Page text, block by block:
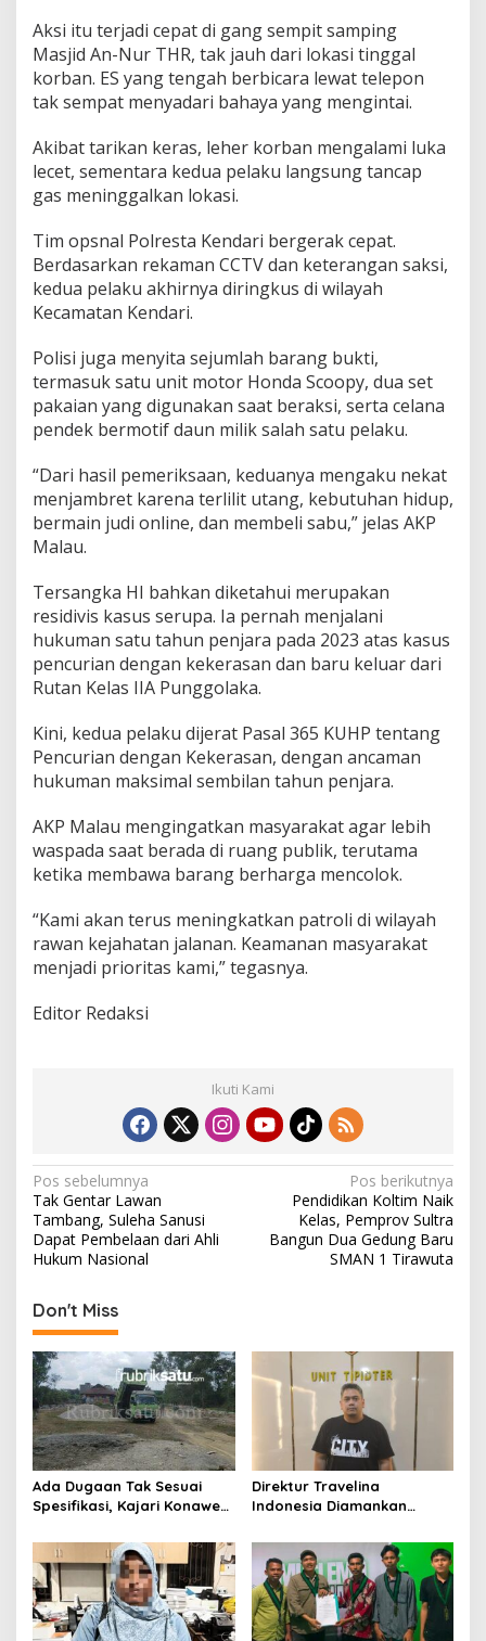
i
S
a
b
u
a
n
J
u
i
Aksi itu terjadi cepat di gang sempit samping
Masjid An-Nur THR, tak jauh dari lokasi tinggal
korban. ES yang tengah berbicara lewat telepon
tak sempat menyadari bahaya yang mengintai.
Akibat tarikan keras, leher korban mengalami luka
lecet, sementara kedua pelaku langsung tancap
gas meninggalkan lokasi.
Tim opsnal Polresta Kendari bergerak cepat.
Berdasarkan rekaman CCTV dan keterangan saksi,
kedua pelaku akhirnya diringkus di wilayah
Kecamatan Kendari.
Polisi juga menyita sejumlah barang bukti,
termasuk satu unit motor Honda Scoopy, dua set
pakaian yang digunakan saat beraksi, serta celana
pendek bermotif daun milik salah satu pelaku.
“Dari hasil pemeriksaan, keduanya mengaku nekat
menjambret karena terlilit utang, kebutuhan hidup,
bermain judi online, dan membeli sabu,” jelas AKP
Malau.
Tersangka HI bahkan diketahui merupakan
residivis kasus serupa. Ia pernah menjalani
hukuman satu tahun penjara pada 2023 atas kasus
pencurian dengan kekerasan dan baru keluar dari
Rutan Kelas IIA Punggolaka.
Kini, kedua pelaku dijerat Pasal 365 KUHP tentang
Pencurian dengan Kekerasan, dengan ancaman
hukuman maksimal sembilan tahun penjara.
AKP Malau mengingatkan masyarakat agar lebih
waspada saat berada di ruang publik, terutama
ketika membawa barang berharga mencolok.
“Kami akan terus meningkatkan patroli di wilayah
rawan kejahatan jalanan. Keamanan masyarakat
menjadi prioritas kami,” tegasnya.
Editor Redaksi
Ikuti Kami
N
a
v
i
g
a
s
i
p
o
s
Pos sebelumnya
Tak Gentar Lawan
Tambang, Suleha Sanusi
Dapat Pembelaan dari Ahli
Hukum Nasional
Pos berikutnya
Pendidikan Koltim Naik
Kelas, Pemprov Sultra
Bangun Dua Gedung Baru
SMAN 1 Tirawuta
Don't Miss
Ada Dugaan Tak Sesuai
Spesifikasi, Kajari Konawe
Rupbasan Rp1,9 Miliar
Dihentikan
Direktur Travelina
Indonesia Diamankan
Penelantaran Jemaah
Umrah Masuk Babak Baru